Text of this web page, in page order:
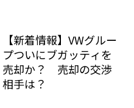
【新着情報】VWグルー
プついにブガッティを
売却か？ 売却の交渉
相手は？